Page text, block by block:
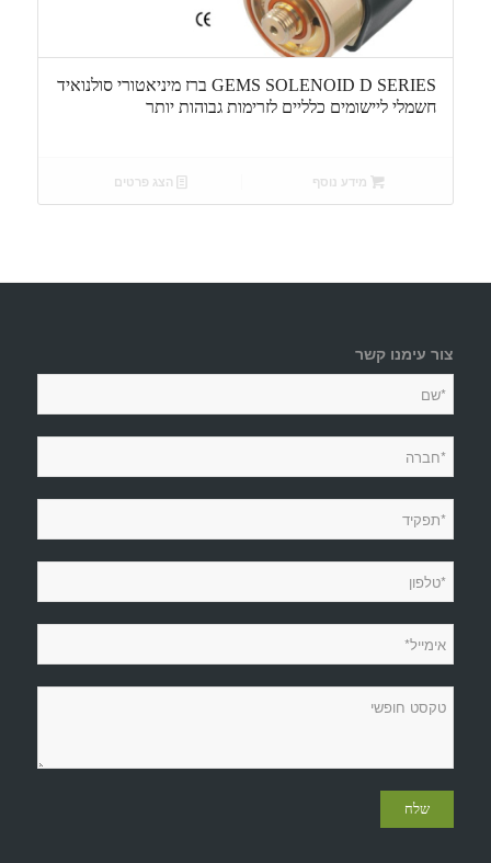
GEMS SOLENOID D SERIES ברז מיניאטורי סולנואיד
חשמלי ליישומים כלליים לזרימות גבוהות יותר
מידע נוסף הצג פרטים
צור עימנו קשר